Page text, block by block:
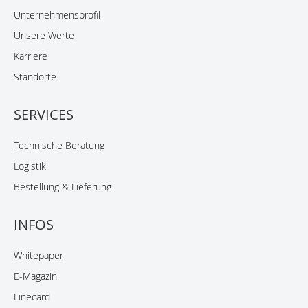
Unternehmensprofil
Unsere Werte
Karriere
Standorte
SERVICES
Technische Beratung
Logistik
Bestellung & Lieferung
INFOS
Whitepaper
E-Magazin
Linecard